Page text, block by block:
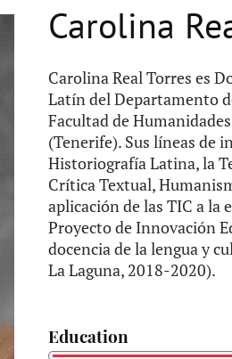
Carolina
Carolina Real Torres es
Latín del Departamento
Facultad de
(Tenerife). Sus líneas de
Historiografía Latina, la
Crítica Textual,
aplicación de las TIC a la
Proyecto de Innovación
docencia de la lengua y
La Laguna, 2018-2020).
Education